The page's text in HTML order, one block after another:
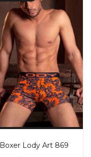
Boxer Lody Art 869